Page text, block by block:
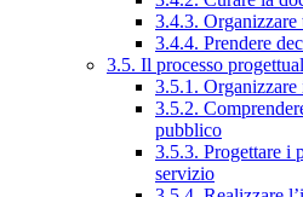
3.4.3.
3.4.4. Prendere
3.5. Il processo
3.5.1. Organizzare
3.5.2.
pubblico
3.5.3. Progettare i
servizio